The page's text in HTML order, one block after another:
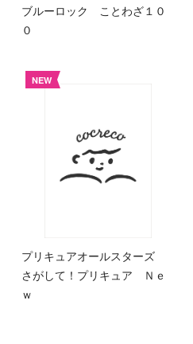
ブルーロック ことわざ１０
０
NEW
プリキュアオールスターズ
さがして！プリキュア Ｎｅ
ｗ